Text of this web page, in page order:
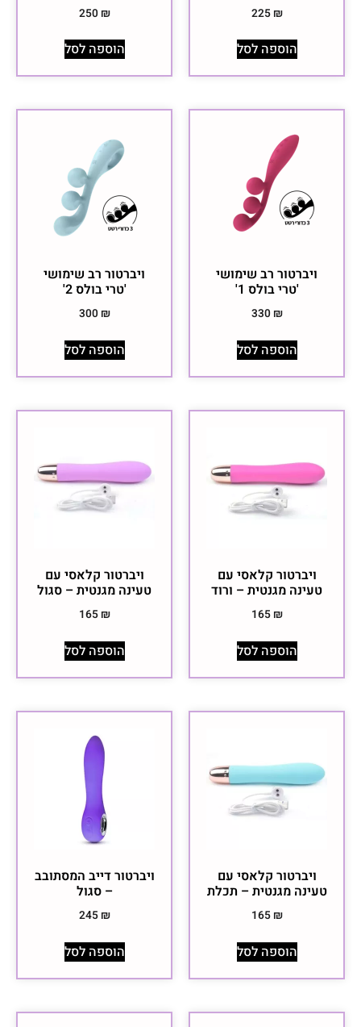
225 ₪
הוספה לסל
250 ₪
הוספה לסל
ויברטור רב שימושי
'טרי בולס 1'
330 ₪
הוספה לסל
ויברטור רב שימושי
'טרי בולס 2'
300 ₪
הוספה לסל
ויברטור קלאסי עם
טעינה מגנטית – ורוד
165 ₪
הוספה לסל
ויברטור קלאסי עם
טעינה מגנטית – סגול
165 ₪
הוספה לסל
ויברטור קלאסי עם
טעינה מגנטית – תכלת
165 ₪
הוספה לסל
ויברטור דייב המסתובב
– סגול
245 ₪
הוספה לסל